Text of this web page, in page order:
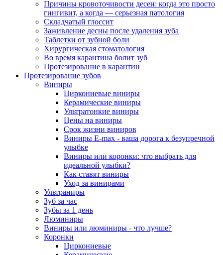
Причины кровоточивости десен: когда это просто
гингивит, а когда — серьезная патология
Складчатый глоссит
Заживление десны после удаления зуба
Таблетки от зубной боли
Хирургическая стоматология
Во время карантина болит зуб
Протезирование в карантин
Протезирование зубов
Виниры
Циркониевые виниры
Керамические виниры
Ультратонкие виниры
Цены на виниры
Срок жизни виниров
Виниры E-max - ваша дорога к безупречной
улыбке
Виниры или коронки: что выбрать для
идеальной улыбки?
Как ставят виниры
Уход за винирами
Ультраниры
Зуб за час
Зубы за 1 день
Люминиры
Виниры или люминиры - что лучше?
Коронки
Циркониевые